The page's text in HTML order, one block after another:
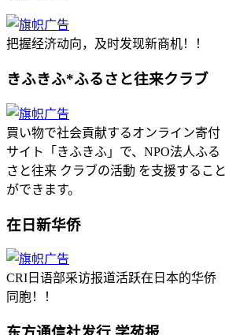
把握经济动向，及时发现新商机！！
きふきふ*ふるさと往来クラブ
買い物で社会貢献するオンライン寄付
サイト「きふきふ」で、NPO法人ふる
さと往来 クラブの活動 を支援すること
ができます。
在日新华侨
CRI日语部采访报道活跃在日本的华侨
同胞！！